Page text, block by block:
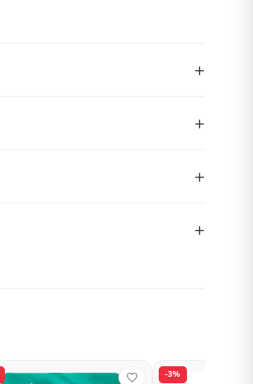
+
+
+
+
-3%